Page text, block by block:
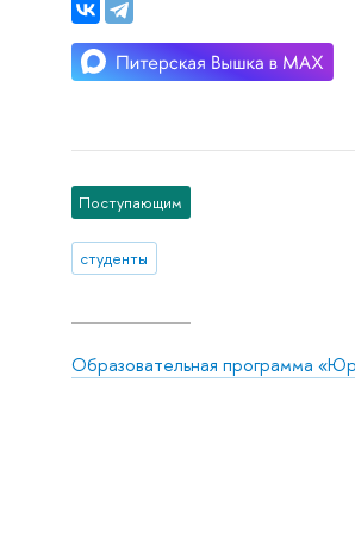
Поступающим
студенты
Образовательная программа